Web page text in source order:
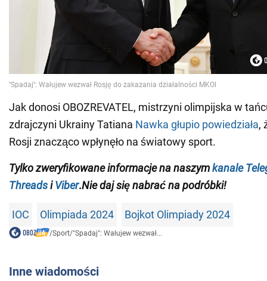
Jak donosi OBOZREVATEL, mistrzyni olimpijska w
zdrajczyni Ukrainy Tatiana Nawka głupio powiedziała,
Rosji znacząco wpłynęło na światowy sport.
Tylkozweryfikowane informacje na naszymkanale
ThreadsiViber.Nie daj się nabrać na podróbki!
IOC Olimpiada 2024 Bojkot Olimpiady 2024
/Sport/"Spadaj": Wałujew wezwał...
Inne wiadomości